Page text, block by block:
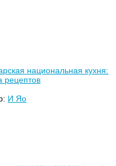
национальная кухня:
рецептов
И Яо